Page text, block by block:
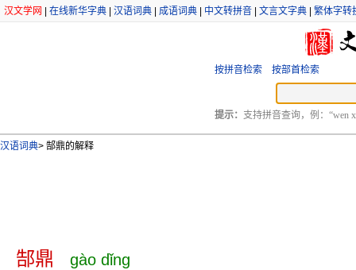
汉文学网 在线新华字典 汉语词典 成语词典 中文转拼音 文言文字典 繁体字转
按拼音检索 按部首检索
提示： 支持拼音查询，例：“wen
汉语词典> 郜鼎的解释
郜鼎 gào dǐng